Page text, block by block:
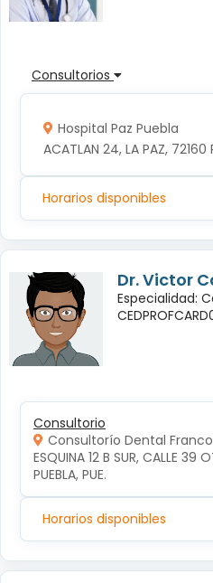
Consultorios
Hospital Paz Puebla
ACATLAN 24, LA PAZ, 72160
Horarios disponibles
Dr. Victor
Especialidad:
Consultorio
Consultorío Dental Franco
ESQUINA 12 B SUR, CALLE 39
PUEBLA, PUE.
Horarios disponibles